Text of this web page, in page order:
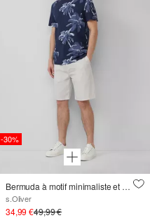
-30%
Bermuda à motif minimaliste et ceinture élastique, coupe Relaxed Fit
s.Oliver
34,99 €49,99 €